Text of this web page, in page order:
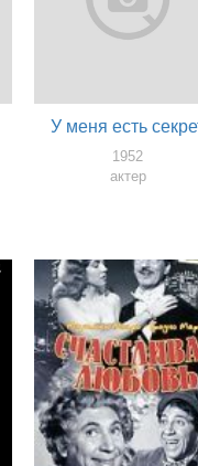
У меня есть
1952
актер